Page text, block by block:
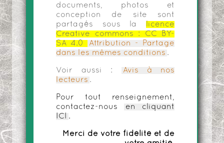
documents, photos et
conception de site sont
partagés sous la
licence
Creative commons :
CC BY-
SA 4.0
Attribution - Partage
dans les mêmes conditions .
Voir aussi :
Avis à nos
lecteurs .
Pour tout renseignement,
contactez-nous
en cliquant
ICI
.
Merci de votre fidélité et de